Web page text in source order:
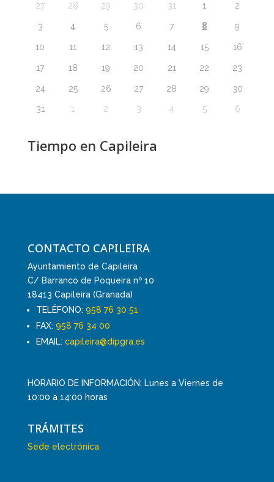
27 28 29 30 31 1 2
3 4 5 6 7 8 9
10 11 12 13 14 15 16
17 18 19 20 21 22 23
24 25 26 27 28 29 30
31 1 2 3 4 5 6
Tiempo en Capileira
CONTACTO CAPILEIRA
Ayuntamiento de Capileira
C/ Barranco de Poqueira nº 10
18413 Capileira (Granada)
TELÉFONO: 958 76 30 51
FAX: 958 76 34 00
EMAIL: capileira@dipgra.es
HORARIO DE INFORMACIÓN: Lunes a Viernes de
10:00 a 14:00 horas
TRÁMITES
Sede electrónica